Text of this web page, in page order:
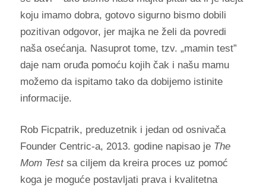
koju imamo dobra, gotovo sigurno bismo dobili
pozitivan odgovor, jer majka ne želi da povredi
naša osećanja. Nasuprot tome, tzv. „mamin test”
daje nam oruđa pomoću kojih čak i našu mamu
možemo da ispitamo tako da dobijemo istinite
informacije.
Rob Ficpatrik, preduzetnik i jedan od osnivača
Founder Centric-a, 2013. godine napisao je The
Mom Testsa ciljem da kreira proces uz pomoć
koga je moguće postavljati prava i kvalitetna